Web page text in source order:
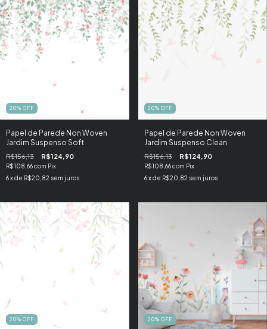
20% OFF
Papel de Parede Non Woven
Jardim Suspenso Soft
R$156,13 R$124,90
R$108,66com Pix
6x de R$20,82 sem juros
20% OFF
Papel de Parede Non Woven
Jardim Suspenso Clean
R$156,13 R$124,90
R$108,66com Pix
6 x de R$20,82 sem juros
20% OFF 20% OFF